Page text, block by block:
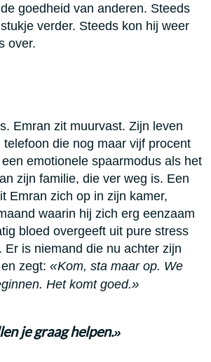
goedheid van anderen. Steeds
verder. Steeds kon hij weer
over.
Emran zit muurvast. Zijn leven
die nog maar vijf procent
emotionele spaarmodus als het
zijn familie, die ver weg is. Een
Emran zich op in zijn kamer,
waarin hij zich erg eenzaam
bloed overgeeft uit pure stress
Er is niemand die nu achter zijn
zegt: «Kom, sta maar op. We
Het komt goed.»
je graag helpen.»